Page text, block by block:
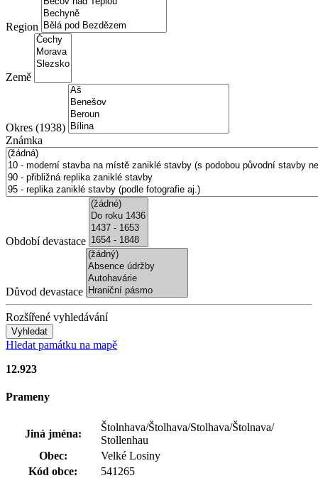
Region
Země
Okres (1938)
Známka
Období devastace
Důvod devastace
Rozšířené vyhledávání
Vyhledat
Hledat památku na mapě
12.923
Prameny
Jiná jména:
Štolnhava/Štolhava/Stolhava/Štolnava/
Stollenhau
Obec:
Velké Losiny
Kód obce:
541265